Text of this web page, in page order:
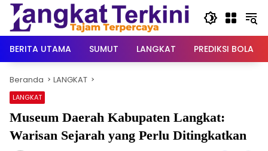
Langsung
konten
BERITA UTAMA
SUMUT LANGKAT PREDIKSI BOLA
Beranda LANGKAT
LANGKAT
Museum Daerah Kabupaten Langkat:
Warisan Sejarah yang Perlu Ditingkatkan